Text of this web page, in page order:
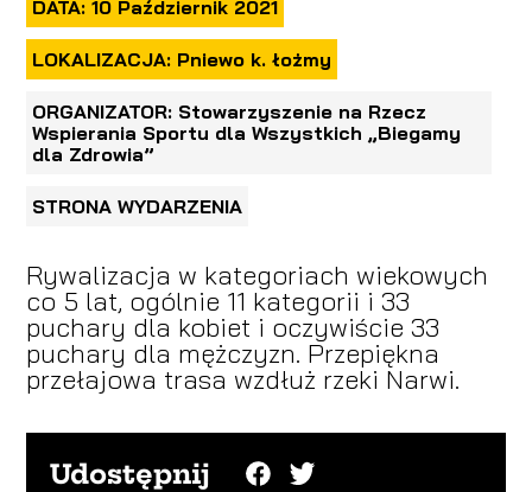
DATA: 10 Październik 2021
LOKALIZACJA: Pniewo k. łożmy
ORGANIZATOR: Stowarzyszenie na Rzecz
Wspierania Sportu dla Wszystkich „Biegamy
dla Zdrowia”
STRONA WYDARZENIA
Rywalizacja w kategoriach wiekowych
co 5 lat, ogólnie 11 kategorii i 33
puchary dla kobiet i oczywiście 33
puchary dla mężczyzn. Przepiękna
przełajowa trasa wzdłuż rzeki Narwi.
Udostępnij